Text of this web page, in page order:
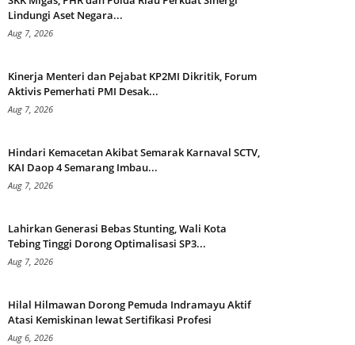
Lindungi Aset Negara...
Aug 7, 2026
Kinerja Menteri dan Pejabat KP2MI Dikritik, Forum
Aktivis Pemerhati PMI Desak...
Aug 7, 2026
Hindari Kemacetan Akibat Semarak Karnaval SCTV,
KAI Daop 4 Semarang Imbau...
Aug 7, 2026
Lahirkan Generasi Bebas Stunting, Wali Kota
Tebing Tinggi Dorong Optimalisasi SP3...
Aug 7, 2026
Hilal Hilmawan Dorong Pemuda Indramayu Aktif
Atasi Kemiskinan lewat Sertifikasi Profesi
Aug 6, 2026